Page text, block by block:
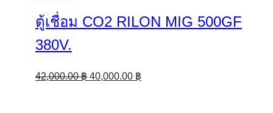
ตู้เชื่อม CO2 RILON MIG 500GF
380V.
42,000.00฿ Original
40,000.00 ฿